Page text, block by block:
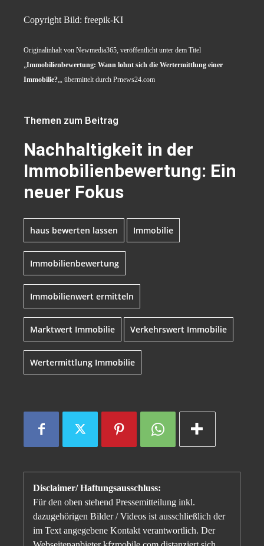
Copyright Bild: freepik-KI
Originalinhalt von Newmedia365, veröffentlicht unter dem Titel
„Immobilienbewertung: Wann lohnt sich die Wertermittlung einer
Immobilie?„, übermittelt durch Prnews24.com
Themen zum Beitrag
Nachhaltigkeit in der
Immobilienbewertung: Ein
neuer Fokus
haus bewerten lassen Immobilie
Immobilienbewertung
Immobilienwert ermitteln
Marktwert Immobilie Verkehrswert Immobilie
Wertermittlung Immobilie
Disclaimer/ Haftungsausschluss:
Für den oben stehend Pressemitteilung inkl.
dazugehörigen Bilder / Videos ist ausschließlich der
im Text angegebene Kontakt verantwortlich. Der